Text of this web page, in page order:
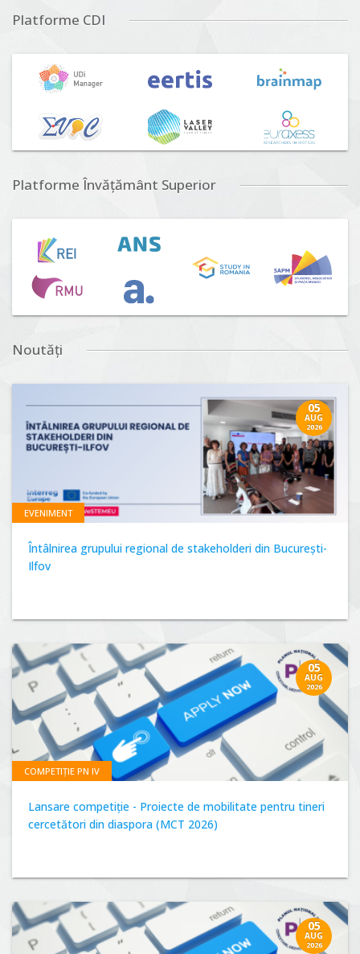
n°5 (DUT-2026)
Lansare:01 Septembrie 2026
Platforme CDI
Platforme Învățământ Superior
Noutăți
05
AUG
2026
EVENIMENT
Întâlnirea grupului regional de stakeholderi din București-
Ilfov
05
AUG
2026
COMPETIȚIE PN IV
Lansare competiție - Proiecte de mobilitate pentru tineri
cercetători din diaspora (MCT 2026)
05
AUG
2026